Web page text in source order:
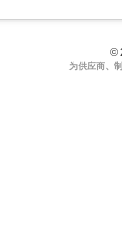
©
为供应商、制